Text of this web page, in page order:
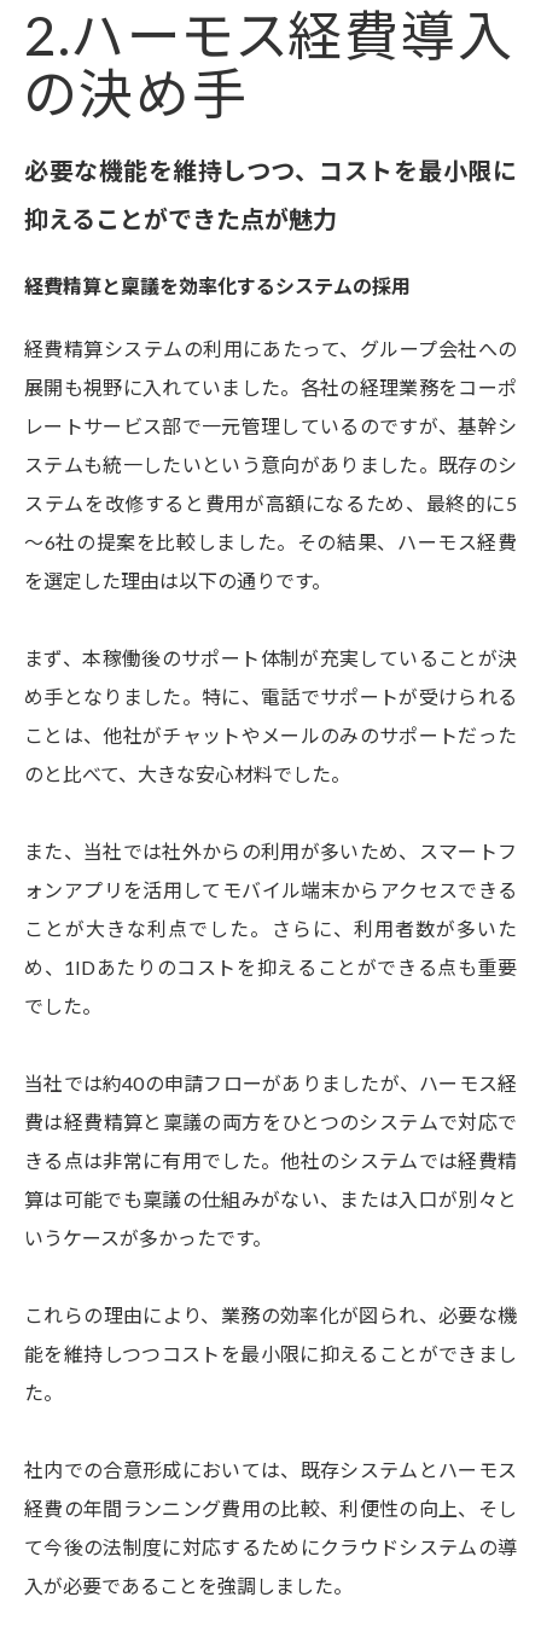
2.ハーモス経費導入
の決め手
必要な機能を維持しつつ、コストを最小限に
抑えることができた点が魅力
経費精算と稟議を効率化するシステムの採用
経費精算システムの利用にあたって、グループ会社への
展開も視野に入れていました。各社の経理業務をコーポ
レートサービス部で一元管理しているのですが、基幹シ
ステムも統一したいという意向がありました。既存のシ
ステムを改修すると費用が高額になるため、最終的に5
～6社の提案を比較しました。その結果、ハーモス経費
を選定した理由は以下の通りです。
まず、本稼働後のサポート体制が充実していることが決
め手となりました。特に、電話でサポートが受けられる
ことは、他社がチャットやメールのみのサポートだった
のと比べて、大きな安心材料でした。
また、当社では社外からの利用が多いため、スマートフ
ォンアプリを活用してモバイル端末からアクセスできる
ことが大きな利点でした。さらに、利用者数が多いた
め、1IDあたりのコストを抑えることができる点も重要
でした。
当社では約40の申請フローがありましたが、ハーモス経
費は経費精算と稟議の両方をひとつのシステムで対応で
きる点は非常に有用でした。他社のシステムでは経費精
算は可能でも稟議の仕組みがない、または入口が別々と
いうケースが多かったです。
これらの理由により、業務の効率化が図られ、必要な機
能を維持しつつコストを最小限に抑えることができまし
た。
社内での合意形成においては、既存システムとハーモス
経費の年間ランニング費用の比較、利便性の向上、そし
て今後の法制度に対応するためにクラウドシステムの導
入が必要であることを強調しました。